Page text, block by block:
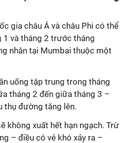
gia châu Á và châu Phi có thể
và tháng 2 trước tháng
nhân tại Mumbai thuộc một
uống tập trung trong tháng
tháng 2 đến giữa tháng 3 –
thụ đường tăng lên.
không xuất hết hạn ngạch. Trừ
– điều có vẻ khó xảy ra –